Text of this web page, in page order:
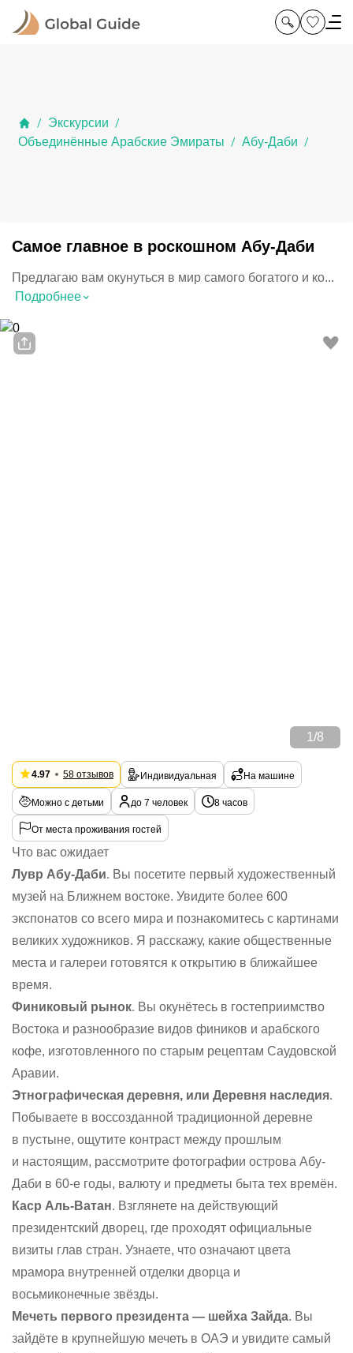
/ Экскурсии /
Объединённые Арабские Эмираты / Абу-Даби /
Самое главное в роскошном Абу-Даби
Предлагаю вам окунуться в мир самого богатого и ко...
Подробнее⌃
1 /8
4.97 58 отзывов Индивидуальная На машине
Можно с детьми до 7 человек 8 часов
От места проживания гостей
Что вас ожидает
Лувр Абу-Даби. Вы посетите первый художественный
музей на Ближнем востоке. Увидите более 600
экспонатов со всего мира и познакомитесь с картинами
великих художников. Я расскажу, какие общественные
места и галереи готовятся к открытию в ближайшее
время.
Финиковый рынок. Вы окунётесь в гостеприимство
Востока и разнообразие видов фиников и арабского
кофе, изготовленного по старым рецептам Саудовской
Аравии.
Этнографическая деревня, или Деревня наследия.
Побываете в воссозданной традиционной деревне
в пустыне, ощутите контраст между прошлым
и настоящим, рассмотрите фотографии острова Абу-
Даби в 60-е годы, валюту и предметы быта тех времён.
Каср Аль-Ватан. Взглянете на действующий
президентский дворец, где проходят официальные
визиты глав стран. Узнаете, что означают цвета
мрамора внутренней отделки дворца и
восьмиконечные звёзды.
Мечеть первого президента — шейха Зайда. Вы
зайдёте в крупнейшую мечеть в ОАЭ и увидите самый